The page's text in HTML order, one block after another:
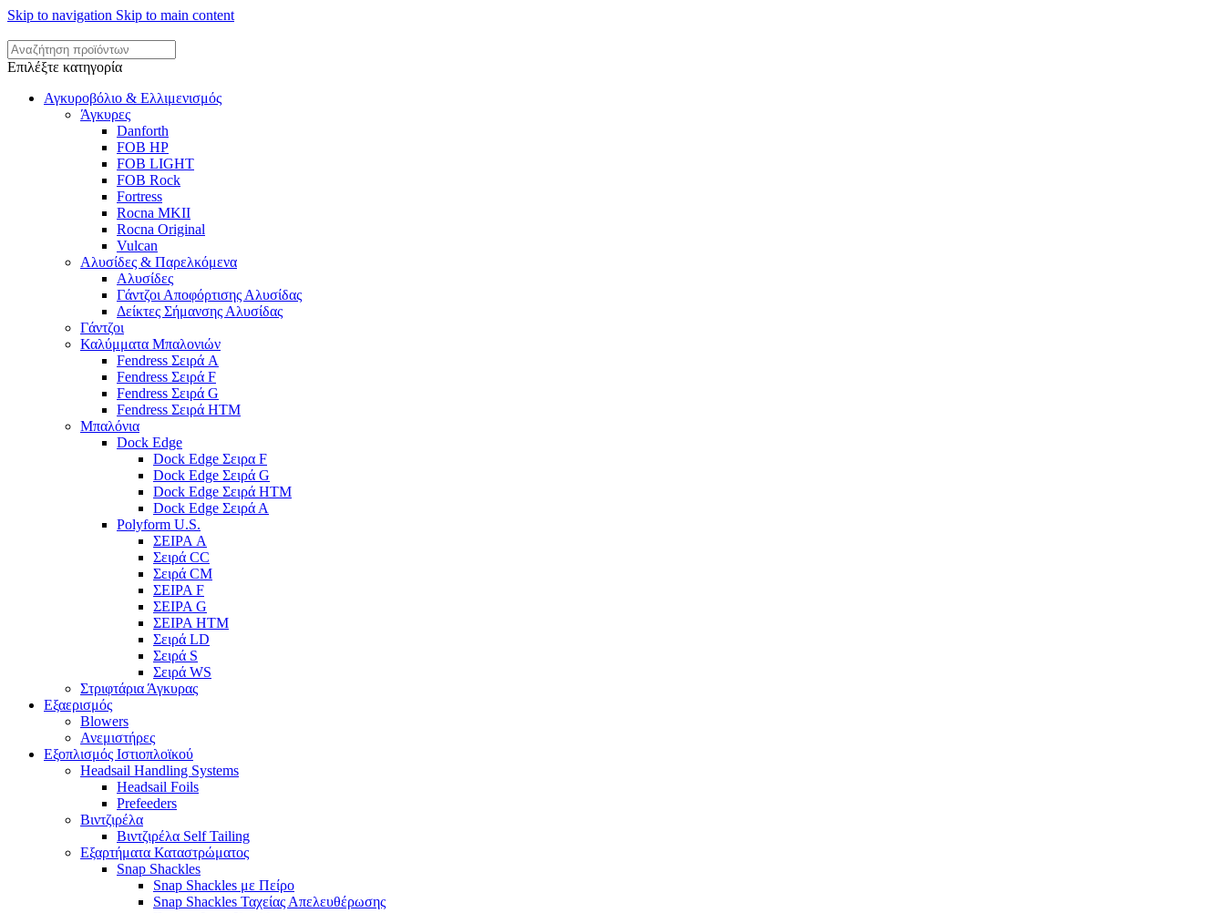
Skip to navigation Skip to main content
Επιλέξτε κατηγορία
Αγκυροβόλιο & Ελλιμενισμός
Άγκυρες
Danforth
FOB HP
FOB LIGHT
FOB Rock
Fortress
Rocna MKII
Rocna Original
Vulcan
Αλυσίδες & Παρελκόμενα
Αλυσίδες
Γάντζοι Αποφόρτισης Αλυσίδας
Δείκτες Σήμανσης Αλυσίδας
Γάντζοι
Καλύμματα Μπαλονιών
Fendress Σειρά A
Fendress Σειρά F
Fendress Σειρά G
Fendress Σειρά HTM
Μπαλόνια
Dock Edge
Dock Edge Σειρα F
Dock Edge Σειρά G
Dock Edge Σειρά HTM
Dock Edge Σειρά Α
Polyform U.S.
ΣΕΙΡΑ A
Σειρά CC
Σειρά CM
ΣΕΙΡΑ F
ΣΕΙΡΑ G
ΣΕΙΡΑ HTM
Σειρά LD
Σειρά S
Σειρά WS
Στριφτάρια Άγκυρας
Εξαερισμός
Blowers
Ανεμιστήρες
Εξοπλισμός Ιστιοπλοϊκού
Headsail Handling Systems
Headsail Foils
Prefeeders
Βιντζιρέλα
Βιντζιρέλα Self Tailing
Εξαρτήματα Καταστρώματος
Snap Shackles
Snap Shackles με Πείρο
Snap Shackles Ταχείας Απελευθέρωσης